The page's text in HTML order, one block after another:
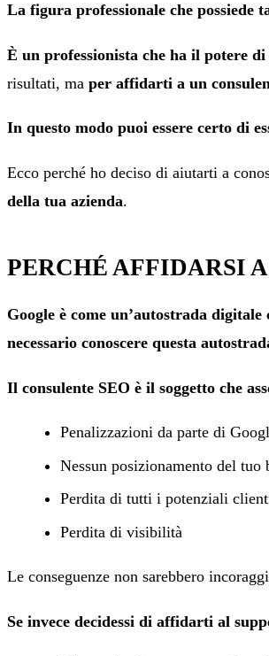
La figura professionale che possiede
È un professionista che ha il potere
risultati, ma per affidarti a un
In questo modo puoi essere certo di
Ecco perché ho deciso di aiutarti a
della tua azienda.
PERCHÉ AFFIDARSI
Google è come un’autostrada
necessario conoscere questa
Il consulente SEO è il soggetto che
Penalizzazioni da parte di
Nessun posizionamento del tuo
Perdita di tutti i potenziali
Perdita di visibilità
Le conseguenze non sarebbero
Se invece decidessi di affidarti al